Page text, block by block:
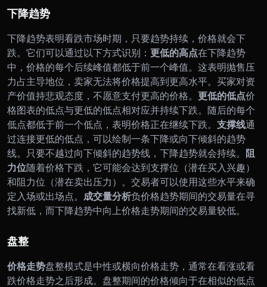
下降趋势
下降趋势表明看跌市场时期，只要趋势持续，价格就会下
跌。它们可以通过以下方式识别： 更低的高点在下降趋势
中，价格的每个后续峰值都低于前一个峰值。这表明抛售压
力占主导地位，卖家无法将价格提高到更高水平。买家对资
产价值持悲观态度，不愿意支付更高的价格。 更低的低点价
格图表的低点与更低的低点相对应并持续下跌。随后的每个
低点都低于前一个低点，表明价格正在继续下跌。 支撑线通
过连接更低的低点，可以绘制一条下降或向下倾斜的趋势
线。只要不越过向下倾斜的趋势线，下降趋势就会持续。 阻
力位随着价格下跌，它可能会达到支撑位（潜在买入兴趣）
和阻力位（潜在卖出压力）。交易者可以使用这些水平来确
定入场或出场点。 成交量分析负价格趋势期间的交易量在寻
找新低，而下降趋势中向上价格走势期间的交易量较低。
盘整
价格走势盘整模式是中性或横向价格走势，通常在看涨或看
跌价格走势之后形成。盘整期间的价格倾向于在相似的低点